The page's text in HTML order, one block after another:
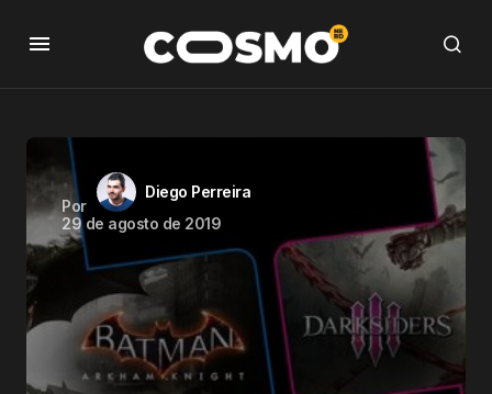
Por
Diego Perreira
29 de agosto de 2019